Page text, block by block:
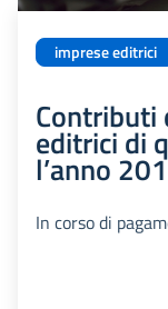
imprese editrici
editrici di
l’anno
In corso di